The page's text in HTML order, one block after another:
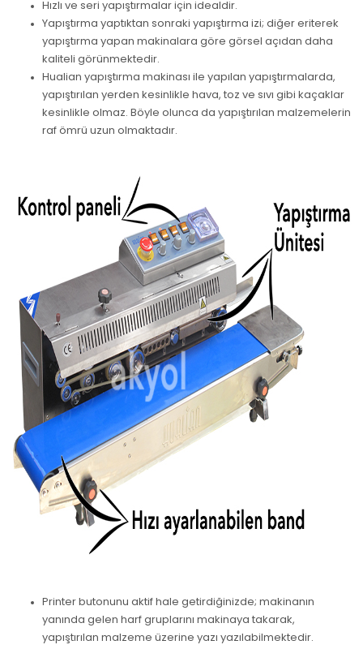
Hızlı ve seri yapıştırmalar için idealdir.
Yapıştırma yaptıktan sonraki yapıştırma izi; diğer eriterek
yapıştırma yapan makinalara göre görsel açıdan daha
kaliteli görünmektedir.
Hualian yapıştırma makinası ile yapılan yapıştırmalarda,
yapıştırılan yerden kesinlikle hava, toz ve sıvı gibi kaçaklar
kesinlikle olmaz. Böyle olunca da yapıştırılan malzemelerin
raf ömrü uzun olmaktadır.
Printer butonunu aktif hale getirdiğinizde; makinanın
yanında gelen harf gruplarını makinaya takarak,
yapıştırılan malzeme üzerine yazı yazılabilmektedir.